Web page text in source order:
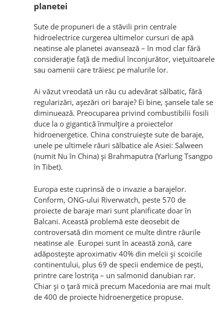
planetei
Sute de propuneri de a stăvili prin centrale
hidroelectrice curgerea ultimelor cursuri de apă
neatinse ale planetei avansează – în mod clar fără
consideraţie faţă de mediul înconjurător, vieţuitoarele
sau oamenii care trăiesc pe malurile lor.
Ai văzut vreodată un râu cu adevărat sălbatic, fără
regularizări, aşezări ori baraje? Ei bine, şansele tale se
diminuează. Preocuparea privind combustibilii fosili
duce la o gigantică înmulţire a proiectelor
hidroenergetice. China construieşte sute de baraje,
unele pe ultimele râuri sălbatice ale Asiei: Salween
(numit Nu în China) şi Brahmaputra (Yarlung Tsangpo
în Tibet).
Europa este cuprinsă de o invazie a barajelor.
Conform, ONG-ului Riverwatch, peste 570 de
proiecte de baraje mari sunt planificate doar în
Balcani. Această problemă este deosebit de
controversată din moment ce multe dintre râurile
neatinse ale Europei sunt în această zonă, care
adăposteşte aproximativ 40% din melcii şi scoicile
continentului, plus 69 de specii endemice de peşti,
printre care lostriţa – un salmonid danubian rar.
Chiar şi o ţară mică precum Macedonia are mai mult
de 400 de proiecte hidroenergetice propuse.